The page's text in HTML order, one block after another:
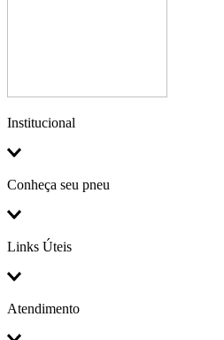
Institucional
Conheça seu pneu
Links Úteis
Atendimento